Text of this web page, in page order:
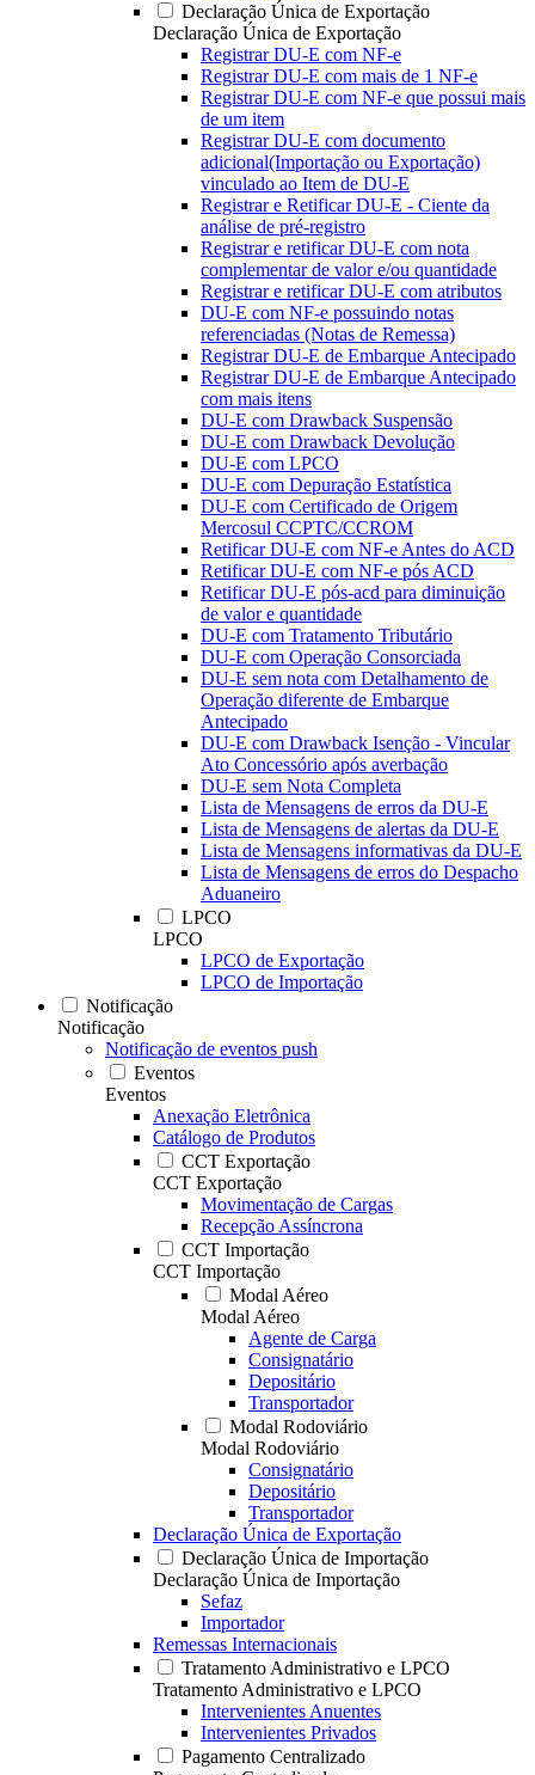
Declaração Única de Exportação
Declaração Única de Exportação
Registrar DU-E com NF-e
Registrar DU-E com mais de 1 NF-e
Registrar DU-E com NF-e que possui mais
de um item
Registrar DU-E com documento
adicional(Importação ou Exportação)
vinculado ao Item de DU-E
Registrar e Retificar DU-E - Ciente da
análise de pré-registro
Registrar e retificar DU-E com nota
complementar de valor e/ou quantidade
Registrar e retificar DU-E com atributos
DU-E com NF-e possuindo notas
referenciadas (Notas de Remessa)
Registrar DU-E de Embarque Antecipado
Registrar DU-E de Embarque Antecipado
com mais itens
DU-E com Drawback Suspensão
DU-E com Drawback Devolução
DU-E com LPCO
DU-E com Depuração Estatística
DU-E com Certificado de Origem
Mercosul CCPTC/CCROM
Retificar DU-E com NF-e Antes do ACD
Retificar DU-E com NF-e pós ACD
Retificar DU-E pós-acd para diminuição
de valor e quantidade
DU-E com Tratamento Tributário
DU-E com Operação Consorciada
DU-E sem nota com Detalhamento de
Operação diferente de Embarque
Antecipado
DU-E com Drawback Isenção - Vincular
Ato Concessório após averbação
DU-E sem Nota Completa
Lista de Mensagens de erros da DU-E
Lista de Mensagens de alertas da DU-E
Lista de Mensagens informativas da DU-E
Lista de Mensagens de erros do Despacho
Aduaneiro
LPCO
LPCO
LPCO de Exportação
LPCO de Importação
Notificação
Notificação
Notificação de eventos push
Eventos
Eventos
Anexação Eletrônica
Catálogo de Produtos
CCT Exportação
CCT Exportação
Movimentação de Cargas
Recepção Assíncrona
CCT Importação
CCT Importação
Modal Aéreo
Modal Aéreo
Agente de Carga
Consignatário
Depositário
Transportador
Modal Rodoviário
Modal Rodoviário
Consignatário
Depositário
Transportador
Declaração Única de Exportação
Declaração Única de Importação
Declaração Única de Importação
Sefaz
Importador
Remessas Internacionais
Tratamento Administrativo e LPCO
Tratamento Administrativo e LPCO
Intervenientes Anuentes
Intervenientes Privados
Pagamento Centralizado